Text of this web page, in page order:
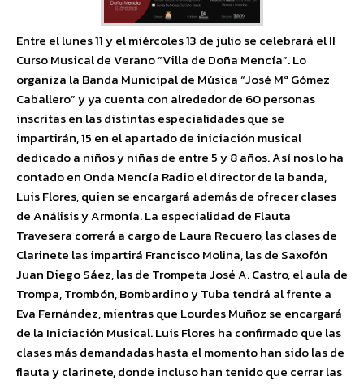
Entre el lunes 11 y el miércoles 13 de julio se celebrará el II
Curso Musical de Verano “Villa de Doña Mencía”. Lo
organiza la Banda Municipal de Música “José Mª Gómez
Caballero” y ya cuenta con alrededor de 60 personas
inscritas en las distintas especialidades que se
impartirán, 15 en el apartado de iniciación musical
dedicado a niños y niñas de entre 5 y 8 años. Así nos lo ha
contado en Onda Mencía Radio el director de la banda,
Luis Flores, quien se encargará además de ofrecer clases
de Análisis y Armonía. La especialidad de Flauta
Travesera correrá a cargo de Laura Recuero, las clases de
Clarinete las impartirá Francisco Molina, las de Saxofón
Juan Diego Sáez, las de Trompeta José A. Castro, el aula de
Trompa, Trombón, Bombardino y Tuba tendrá al frente a
Eva Fernández, mientras que Lourdes Muñoz se encargará
de la Iniciación Musical. Luis Flores ha confirmado que las
clases más demandadas hasta el momento han sido las de
flauta y clarinete, donde incluso han tenido que cerrar las